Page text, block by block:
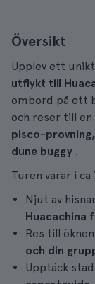
Översikt
Upplev ett
utflykt till
ombord på ett
och reser till
pisco-provning,
dune buggy .
Turen varar i ca
Njut av
Huacachina
Res till
och din
Upptäck